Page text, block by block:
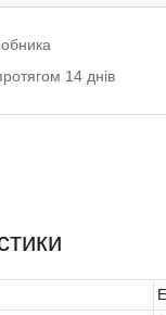
14 днів